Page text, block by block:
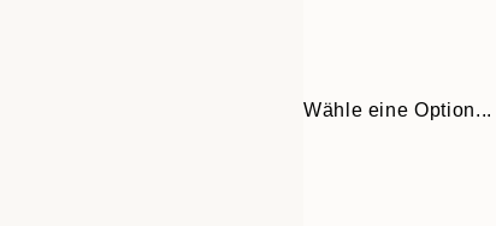
Wähle eine Option...